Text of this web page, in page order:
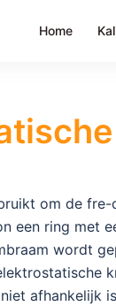
Home
om de
een ring met
wordt
afhankelijk